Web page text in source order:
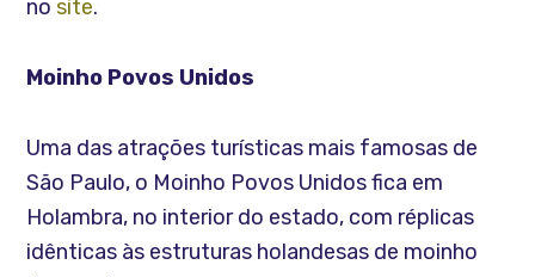
no site.
Moinho Povos Unidos
Uma das atrações turísticas mais famosas de
São Paulo, o Moinho Povos Unidos fica em
Holambra, no interior do estado, com réplicas
idênticas às estruturas holandesas de moinho